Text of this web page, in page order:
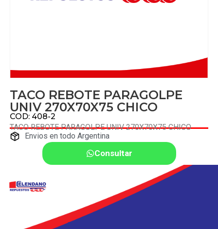
TACO REBOTE PARAGOLPE
UNIV 270X70X75 CHICO
COD: 408-2
TACO REBOTE PARAGOLPE UNIV 270X70X75 CHICO
Envios en todo Argentina
Consultar